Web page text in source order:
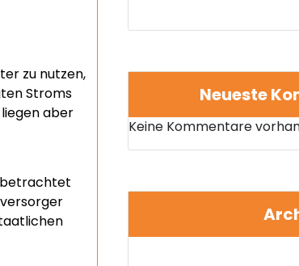
zu nutzen,
Stroms
aber
betrachtet
Neueste
Keine Kommentare